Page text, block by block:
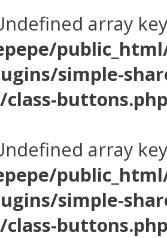
array
simple-
array
simple-